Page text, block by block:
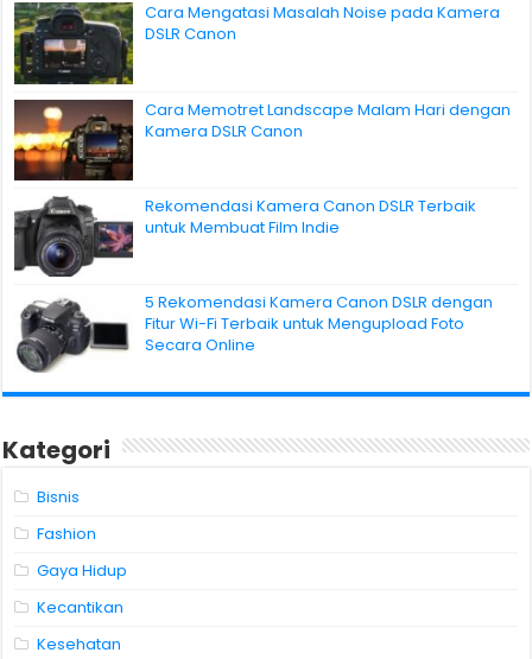
Cara Mengatasi Masalah Noise pada Kamera
DSLR Canon
Cara Memotret Landscape Malam Hari dengan
Kamera DSLR Canon
Rekomendasi Kamera Canon DSLR Terbaik
untuk Membuat Film Indie
5 Rekomendasi Kamera Canon DSLR dengan
Fitur Wi-Fi Terbaik untuk Mengupload Foto
Secara Online
Kategori
Bisnis
Fashion
Gaya Hidup
Kecantikan
Kesehatan